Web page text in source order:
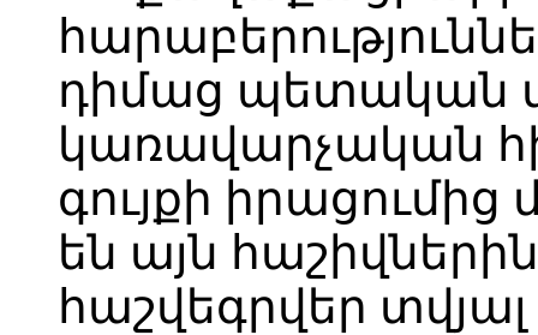
դիմաց պետական
կառավարչական
գույքի իրացումից
են այն
հաշվեգրվեր